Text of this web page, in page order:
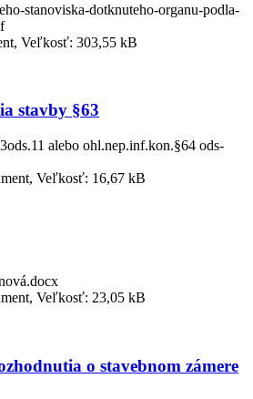
stanoviska-dotknuteho-organu-podla-
Veľkosť: 303,55 kB
stavby §63
alebo ohl.nep.inf.kon.§64 ods-
Veľkosť: 16,67 kB
Veľkosť: 23,05 kB
o stavebnom zámere